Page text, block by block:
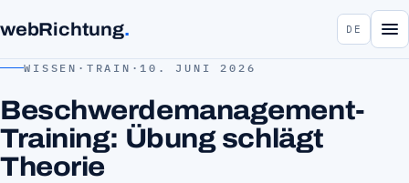
webRichtung. DE
WISSEN · TRAIN ·10. JUNI 2026
Beschwerdemanagement-
Training: Übung schlägt
Theorie